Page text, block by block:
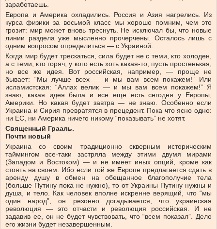
заработаешь.
Европа и Америка охладились. Россия и Азия нагрелись. Из
курса физики за восьмой класс мы хорошо помним, чем это
грозит: мир может вновь треснуть. Не исключал бы, что новые
линии раздела уже мысленно прочерчены. Осталось лишь с
одним вопросом определиться — с Украиной.
Когда мир будет трескаться, сила будет не с теми, кто холоден,
а с теми, кто горяч, у кого есть хоть какая-то, пусть простенькая,
но все же идея. Вот российская, например, — проще не
бывает: “Мы лучше всех — и мы вам всем покажем!” Или
исламистская: “Аллах велик — и мы вам всем покажем!” Я
знаю, какая идея была и все еще есть сегодня у Европы,
Америки. Но какая будет завтра — не знаю. Особенно если
Украина и Сирия превратятся в прецедент. Пока что ясно одно:
ни ЕС, ни Америка ничего никому “показывать” не хотят.
Священный Грааль.
Почти новый
Украина со своим традиционно скверным историческим
таймингом все-таки застряла между этими двумя мирами
(Западом и Востоком) — и не имеет иных опций, кроме как
стоять на своем. Ибо если той же Европе предлагается сдать в
аренду душу в обмен на обещанное благополучие тела
(больше Путину пока не нужно), то от Украины Путину нужны и
душа, и тело. Как человек вполне искренне верящий, что “мы
один народ”, он резонно догадывается, что украинская
революция — это отчасти и революция российская. И не
задавив ее, он не будет чувствовать, что “всем показал”. Дело
его жизни будет незавершенным.